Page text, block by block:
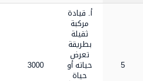
5
‌أ. قيادة
مركبة
ثقيلة
بطريقة
تعرض
حياته أو
حياة
3000